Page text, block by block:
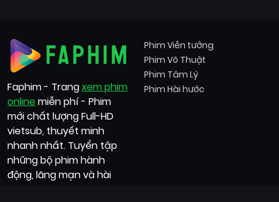
Faphim - Trangxem phim
online miễn phí - Phim
mới chất lượng Full-HD
vietsub, thuyết minh
nhanh nhất. Tuyển tập
những bộ phim hành
động, lãng mạn và hài
Phim Viễn tưởng
Phim Võ Thuật
Phim Tâm Lý
Phim Hài hước